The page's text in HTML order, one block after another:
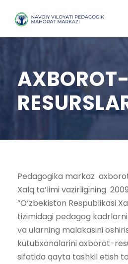
AXBOROT-
Pedagogika markaz
Xalq ta’limi vazirligining
“O‘zbekiston Respublikasi
tizimidagi pedagog
va ularning malakasini
kutubxonalarini axborot-
sifatida qayta tashkil etish